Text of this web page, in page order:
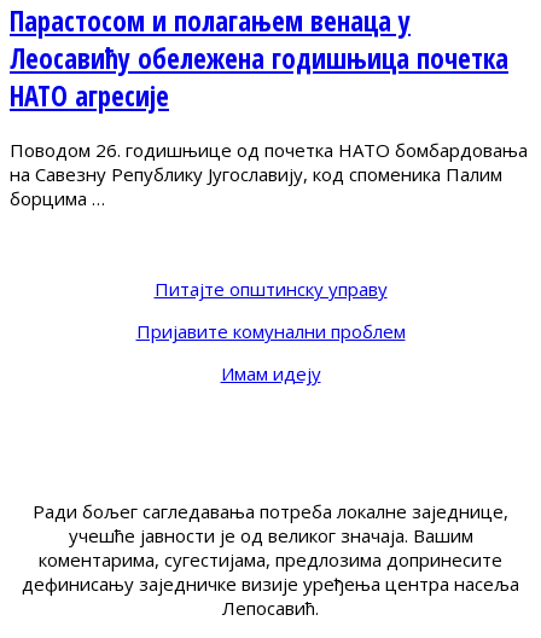
Парастосом и полагањем венаца у
Леосавићу обележена годишњица почетка
НАТО агресије
Поводом 26. годишњице од почетка НАТО бомбардовања
на Савезну Републику Југославију, код споменика Палим
борцима …
Питајте општинску управу
Пријавите комунални проблем
Имам идеју
Ради бољег сагледавања потреба локалне заједнице,
учешће јавности је од великог значаја. Вашим
коментарима, сугестијама, предлозима допринесите
дефинисању заједничке визије уређења центра насеља
Лепосавић.